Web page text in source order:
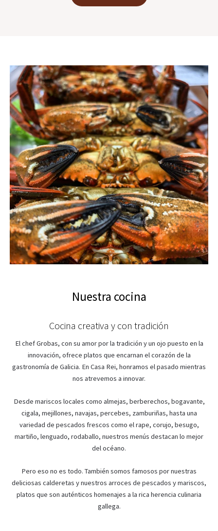
Nuestra cocina
Cocina creativa y con tradición
El chef Grobas, con su amor por la tradición y un ojo puesto en la
innovación, ofrece platos que encarnan el corazón de la
gastronomía de Galicia. En Casa Rei, honramos el pasado mientras
nos atrevemos a innovar.
Desde mariscos locales como almejas, berberechos, bogavante,
cigala, mejillones, navajas, percebes, zamburiñas, hasta una
variedad de pescados frescos como el rape, corujo, besugo,
martiño, lenguado, rodaballo, nuestros menús destacan lo mejor
del océano.
Pero eso no es todo. También somos famosos por nuestras
deliciosas calderetas y nuestros arroces de pescados y mariscos,
platos que son auténticos homenajes a la rica herencia culinaria
gallega.